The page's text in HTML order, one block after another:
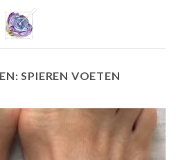
SPIEREN VOETEN